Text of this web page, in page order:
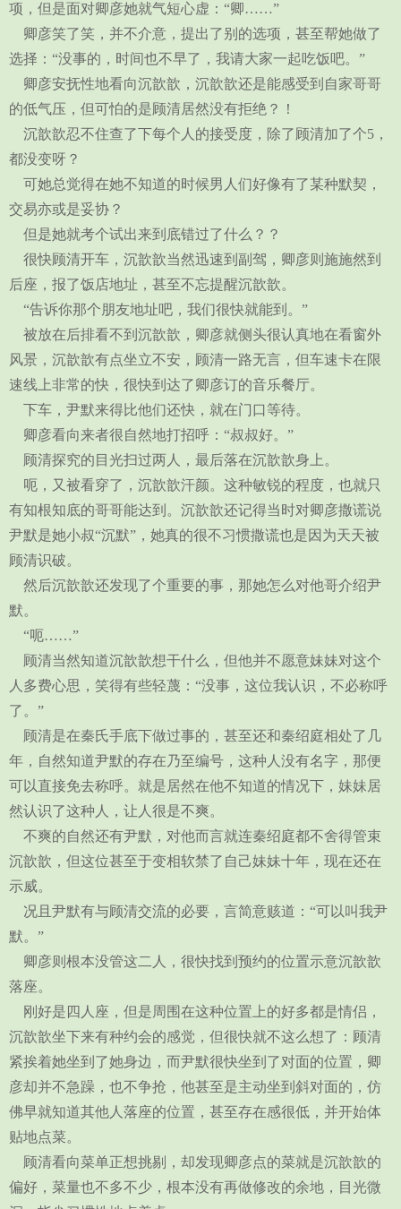
项，但是面对卿彦她就气短心虚：“卿……”
卿彦笑了笑，并不介意，提出了别的选项，甚至帮她做了
选择：“没事的，时间也不早了，我请大家一起吃饭吧。”
卿彦安抚性地看向沉歆歆，沉歆歆还是能感受到自家哥哥
的低气压，但可怕的是顾清居然没有拒绝？！
沉歆歆忍不住查了下每个人的接受度，除了顾清加了个5，
都没变呀？
可她总觉得在她不知道的时候男人们好像有了某种默契，
交易亦或是妥协？
但是她就考个试出来到底错过了什么？？
很快顾清开车，沉歆歆当然迅速到副驾，卿彦则施施然到
后座，报了饭店地址，甚至不忘提醒沉歆歆。
“告诉你那个朋友地址吧，我们很快就能到。”
被放在后排看不到沉歆歆，卿彦就侧头很认真地在看窗外
风景，沉歆歆有点坐立不安，顾清一路无言，但车速卡在限
速线上非常的快，很快到达了卿彦订的音乐餐厅。
下车，尹默来得比他们还快，就在门口等待。
卿彦看向来者很自然地打招呼：“叔叔好。”
顾清探究的目光扫过两人，最后落在沉歆歆身上。
呃，又被看穿了，沉歆歆汗颜。这种敏锐的程度，也就只
有知根知底的哥哥能达到。沉歆歆还记得当时对卿彦撒谎说
尹默是她小叔“沉默”，她真的很不习惯撒谎也是因为天天被
顾清识破。
然后沉歆歆还发现了个重要的事，那她怎么对他哥介绍尹
默。
“呃……”
顾清当然知道沉歆歆想干什么，但他并不愿意妹妹对这个
人多费心思，笑得有些轻蔑：“没事，这位我认识，不必称呼
了。”
顾清是在秦氏手底下做过事的，甚至还和秦绍庭相处了几
年，自然知道尹默的存在乃至编号，这种人没有名字，那便
可以直接免去称呼。就是居然在他不知道的情况下，妹妹居
然认识了这种人，让人很是不爽。
不爽的自然还有尹默，对他而言就连秦绍庭都不舍得管束
沉歆歆，但这位甚至于变相软禁了自己妹妹十年，现在还在
示威。
况且尹默有与顾清交流的必要，言简意赅道：“可以叫我尹
默。”
卿彦则根本没管这二人，很快找到预约的位置示意沉歆歆
落座。
刚好是四人座，但是周围在这种位置上的好多都是情侣，
沉歆歆坐下来有种约会的感觉，但很快就不这么想了：顾清
紧挨着她坐到了她身边，而尹默很快坐到了对面的位置，卿
彦却并不急躁，也不争抢，他甚至是主动坐到斜对面的，仿
佛早就知道其他人落座的位置，甚至存在感很低，并开始体
贴地点菜。
顾清看向菜单正想挑剔，却发现卿彦点的菜就是沉歆歆的
偏好，菜量也不多不少，根本没有再做修改的余地，目光微